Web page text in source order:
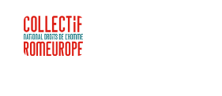
contenu